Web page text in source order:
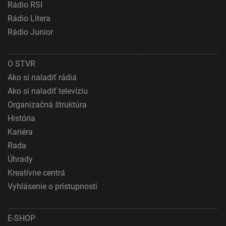
Použiť profily na výber prispôsobeného obsahu
Meranie výkonnosti reklamy
Meranie výkonnosti obsahu
Pochopiť cieľové skupiny na základe štatistík
alebo spájania údajov z rôznych zdrojov
Použitie obmedzených údajov na výber obsahu
Špeciálne funkcie IAB:
Používanie presných údajov o geografickej
polohe
Identifikácia zariadení na základe aktívne
vyžiadaných informácií
Rádio RSI
Rádio Litera
Rádio Junior
O STVR
Ako si naladiť rádiá
Ako si naladiť televíziu
Organizačná štruktúra
História
Kariéra
Rada
Úhrady
Kreatívne centrá
Vyhlásenie o prístupnosti
E-SHOP